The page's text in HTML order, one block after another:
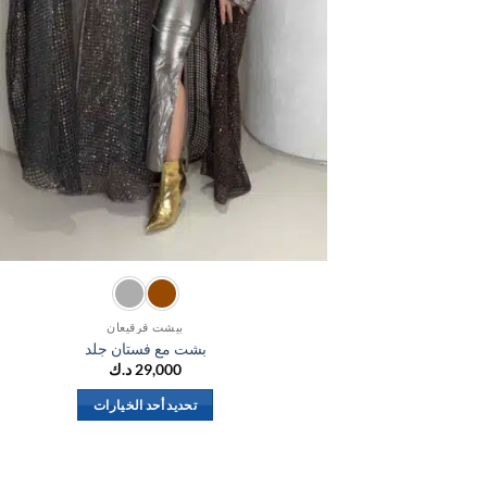
بيشت قرقيعان
بشت مع فستان جلد
29,000 د.ك
تحديد أحد الخيارات